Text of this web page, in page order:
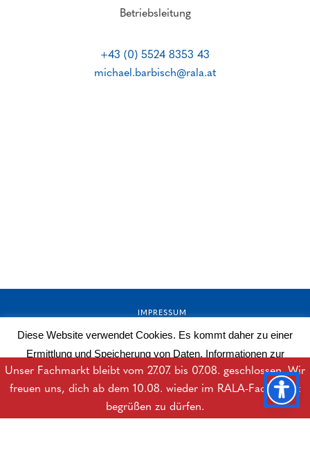
Betriebsleitung
+43 (0) 5524 8353 43
michael.barbisch@rala.at
IMPRESSUM
AGB
BARRIEREFREIHEITSERKLÄRUNG
DOWNLOADS
Diese Website verwendet Cookies. Es kommt daher zu einer
Ermittlung und Speicherung von Daten. Informationen zur
Datenverarbeitung erhalten Sie in der Datenschutzerklärung.
Mehr lesen
Unser Fachmarkt bleibt vom 27.07. bis 07.08. geschlossen. Wir
freuen uns, dich ab dem 10.08. wieder im RALA-Fachmarkt
begrüßen zu dürfen.